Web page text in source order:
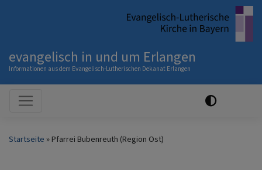
evangelisch in und um Erlangen
Informationen aus dem Evangelisch-Lutherischen Dekanat Erlangen
Hauptnavigation
Startseite Pfarrei Bubenreuth (Region Ost)